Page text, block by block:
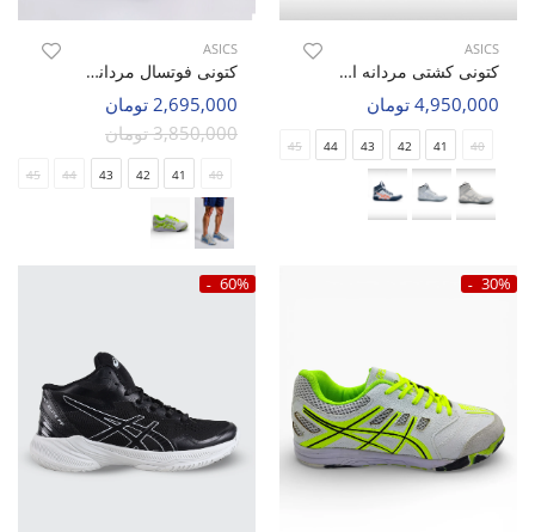
ASICS
کتونی کشتی مردانه اسیکس Asics Force Step M
4,950,000 تومان
40
41
42
43
44
45
ASICS
کتونی فوتسال مردانه اسیکس Asics Asics Upcourt M
2,695,000 تومان
3,850,000 تومان
40
41
42
43
44
45
30%
60%